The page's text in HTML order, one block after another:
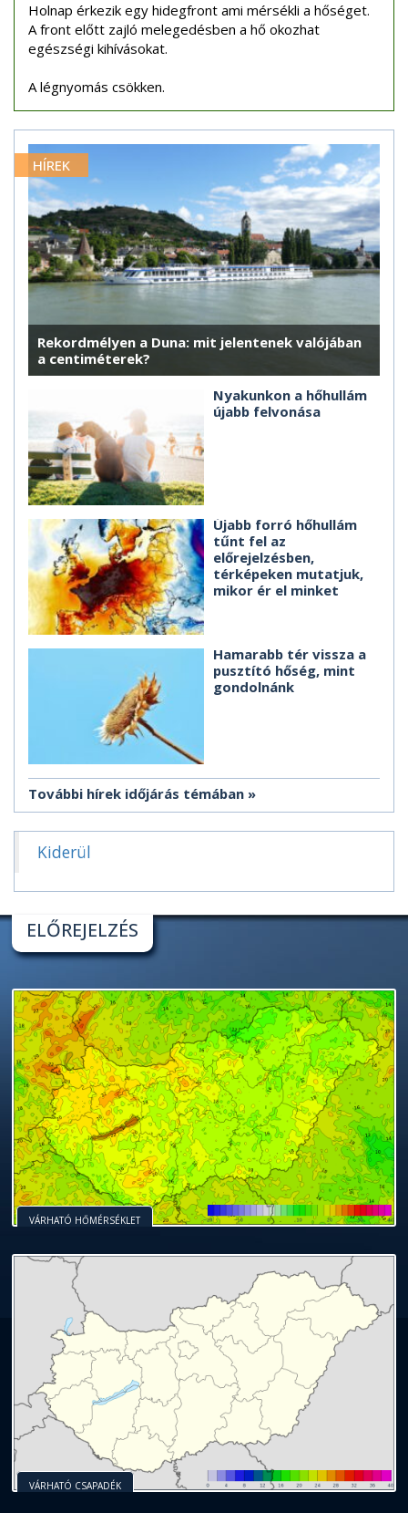
Holnap érkezik egy hidegfront ami mérsékli a hőséget.
A front előtt zajló melegedésben a hő okozhat
egészségi kihívásokat.
A légnyomás csökken.
HÍREK
Rekordmélyen a Duna: mit jelentenek valójában
a centiméterek?
Nyakunkon a hőhullám
újabb felvonása
Újabb forró hőhullám
tűnt fel az
előrejelzésben,
térképeken mutatjuk,
mikor ér el minket
Hamarabb tér vissza a
pusztító hőség, mint
gondolnánk
További hírek időjárás témában
Kiderül
ELŐREJELZÉS
VÁRHATÓ HŐMÉRSÉKLET
VÁRHATÓ CSAPADÉK